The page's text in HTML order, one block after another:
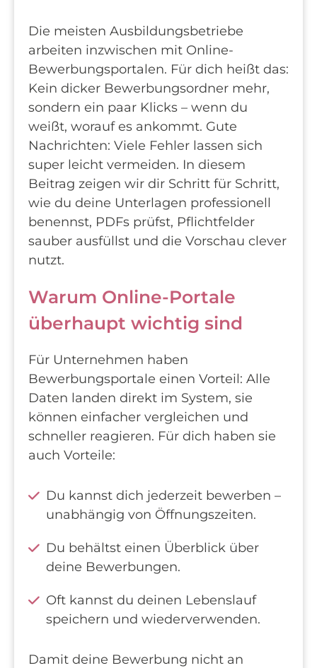
Die meisten Ausbildungsbetriebe
arbeiten inzwischen mit Online-
Bewerbungsportalen. Für dich heißt das:
Kein dicker Bewerbungsordner mehr,
sondern ein paar Klicks – wenn du
weißt, worauf es ankommt. Gute
Nachrichten: Viele Fehler lassen sich
super leicht vermeiden. In diesem
Beitrag zeigen wir dir Schritt für Schritt,
wie du deine Unterlagen professionell
benennst, PDFs prüfst, Pflichtfelder
sauber ausfüllst und die Vorschau clever
nutzt.
Warum Online-Portale
überhaupt wichtig sind
Für Unternehmen haben
Bewerbungsportale einen Vorteil: Alle
Daten landen direkt im System, sie
können einfacher vergleichen und
schneller reagieren. Für dich haben sie
auch Vorteile:
Du kannst dich jederzeit bewerben –
unabhängig von Öffnungszeiten.
Du behältst einen Überblick über
deine Bewerbungen.
Oft kannst du deinen Lebenslauf
speichern und wiederverwenden.
Damit deine Bewerbung nicht an